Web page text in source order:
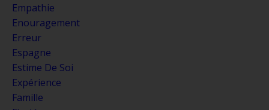
Empathie
Enouragement
Erreur
Espagne
Estime De Soi
Expérience
Famille